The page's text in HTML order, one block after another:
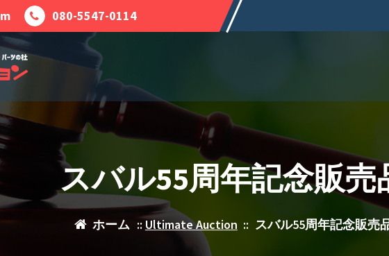
080-5547-0114
スバル55周年記念販売
ホーム :: Ultimate Auction :: スバル55周年記念販売